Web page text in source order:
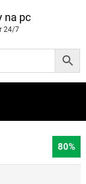
na pc
24/7
80%